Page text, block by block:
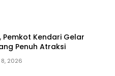
Pemkot Kendari Gelar
Penuh Atraksi
2026